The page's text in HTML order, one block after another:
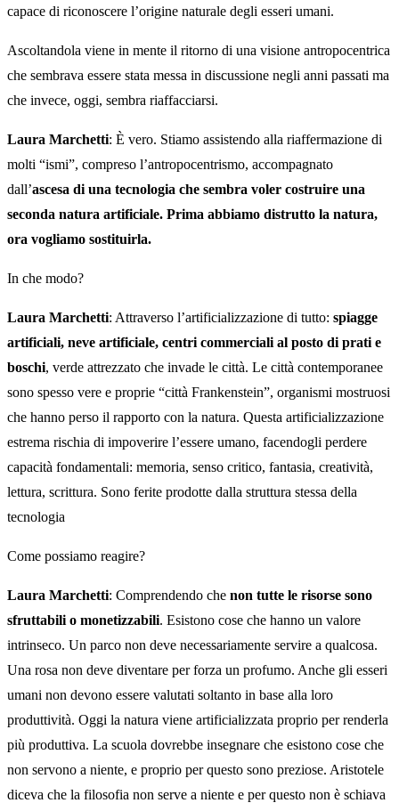
capace di riconoscere l’origine naturale degli esseri umani.
Ascoltandola viene in mente il ritorno di una visione antropocentrica
che sembrava essere stata messa in discussione negli anni passati ma
che invece, oggi, sembra riaffacciarsi.
Laura Marchetti: È vero. Stiamo assistendo alla riaffermazione di
molti “ismi”, compreso l’antropocentrismo, accompagnato
dall’ascesa di una tecnologia che sembra voler costruire una
seconda natura artificiale. Prima abbiamo distrutto la natura,
ora vogliamo sostituirla.
In che modo?
Laura Marchetti: Attraverso l’artificializzazione di tutto: spiagge
artificiali, neve artificiale, centri commerciali al posto di prati e
boschi, verde attrezzato che invade le città. Le città contemporanee
sono spesso vere e proprie “città Frankenstein”, organismi mostruosi
che hanno perso il rapporto con la natura. Questa artificializzazione
estrema rischia di impoverire l’essere umano, facendogli perdere
capacità fondamentali: memoria, senso critico, fantasia, creatività,
lettura, scrittura. Sono ferite prodotte dalla struttura stessa della
tecnologia
Come possiamo reagire?
Laura Marchetti: Comprendendo che non tutte le risorse sono
sfruttabili o monetizzabili. Esistono cose che hanno un valore
intrinseco. Un parco non deve necessariamente servire a qualcosa.
Una rosa non deve diventare per forza un profumo. Anche gli esseri
umani non devono essere valutati soltanto in base alla loro
produttività. Oggi la natura viene artificializzata proprio per renderla
più produttiva. La scuola dovrebbe insegnare che esistono cose che
non servono a niente, e proprio per questo sono preziose. Aristotele
diceva che la filosofia non serve a niente e per questo non è schiava